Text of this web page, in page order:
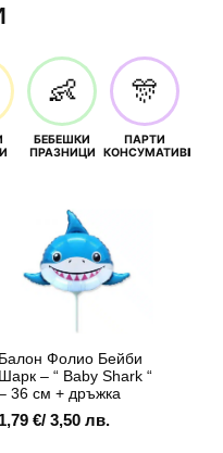
👶
БЕБЕШКИ
ПРАЗНИЦИ
🎊
ПАРТИ
КОНСУМАТИВИ
Балон Фолио Бейби
Шарк – “ Baby Shark “
36 см + дръжка
1,79 €/ 3,50 лв.